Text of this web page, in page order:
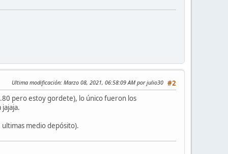
#2
Ultima modificación: Marzo 08, 2021, 06:58:09 AM por julio30
pero estoy gordete), lo único fueron los
medio depósito).